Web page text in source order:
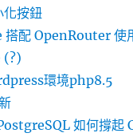
化按鈕
搭配 OpenRouter 使
(?)
環境php8.5
如何撐起